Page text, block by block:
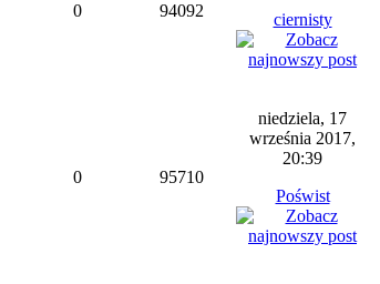
0 94092
ciernisty
0 95710
niedziela, 17
września 2017,
20:39
Poświst